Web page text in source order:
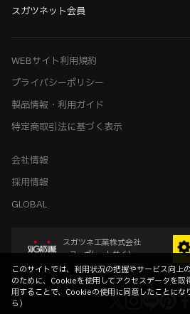
ホーム
> 建築用途・空間から金物部品を探す
> 高級ホテル内装設計の金物選びのポイント
スガツネット会員
WEBサイト利用規約
プライバシーポリシー
製品情報・利用ガイド
特定商取引法に基づく表示
会社情報
採用情報
GLOBAL
スガツネ工業株式会社
コーポレートサイト
このサイトでは、利用状況の把握やサービス向上
のために、Cookieを使用してアクセスデータを取
用することで、Cookieの使用に同意したことにな
ら）